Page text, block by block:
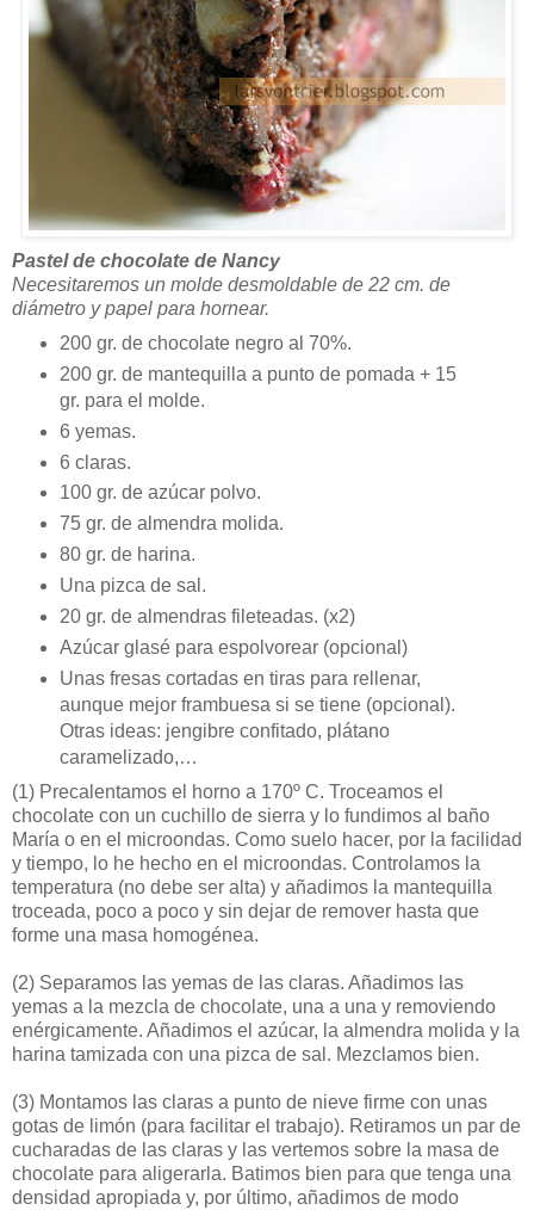
Pastel de chocolate de Nancy
Necesitaremos un molde desmoldable de 22 cm. de
diámetro y papel para hornear.
200 gr. de chocolate negro al 70%.
200 gr. de mantequilla a punto de pomada + 15
gr. para el molde.
6 yemas.
6 claras.
100 gr. de azúcar polvo.
75 gr. de almendra molida.
80 gr. de harina.
Una pizca de sal.
20 gr. de almendras fileteadas. (x2)
Azúcar glasé para espolvorear (opcional)
Unas fresas cortadas en tiras para rellenar,
aunque mejor frambuesa si se tiene (opcional).
Otras ideas: jengibre confitado, plátano
caramelizado,…
(1) Precalentamos el horno a 170º C. Troceamos el
chocolate con un cuchillo de sierra y lo fundimos al baño
María o en el microondas. Como suelo hacer, por la facilidad
y tiempo, lo he hecho en el microondas. Controlamos la
temperatura (no debe ser alta) y añadimos la mantequilla
troceada, poco a poco y sin dejar de remover hasta que
forme una masa homogénea.
(2) Separamos las yemas de las claras. Añadimos las
yemas a la mezcla de chocolate, una a una y removiendo
enérgicamente. Añadimos el azúcar, la almendra molida y la
harina tamizada con una pizca de sal. Mezclamos bien.
(3) Montamos las claras a punto de nieve firme con unas
gotas de limón (para facilitar el trabajo). Retiramos un par de
cucharadas de las claras y las vertemos sobre la masa de
chocolate para aligerarla. Batimos bien para que tenga una
densidad apropiada y, por último, añadimos de modo